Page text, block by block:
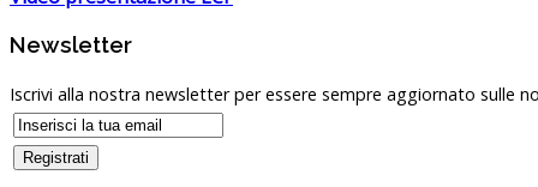
Newsletter
Iscrivi alla nostra newsletter per essere sempre aggiornato sulle